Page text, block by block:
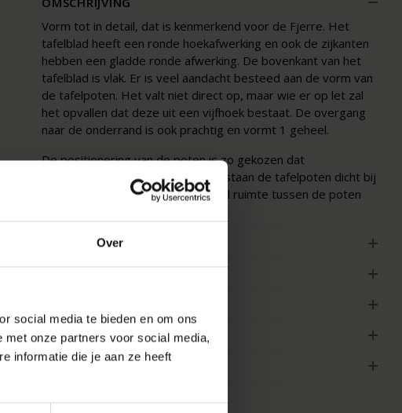
Over
social media te bieden en om ons
onze partners voor social media,
informatie die je aan ze heeft
Vorm tot in detail, dat is kenmerkend voor de Fjerre. Het
tafelblad heeft een ronde hoekafwerking en ook de zijkanten
hebben een gladde ronde afwerking. De bovenkant van het
tafelblad is vlak. Er is veel aandacht besteed aan de vorm van
de tafelpoten. Het valt niet direct op, maar wie er op let zal
het opvallen dat deze uit een vijfhoek bestaat. De overgang
naar de onderrand is ook prachtig en vormt 1 geheel.
De positionering van de poten is zo gekozen dat
gebruiksgemak centraal staat. Zo staan de tafelpoten dicht bij
de tafelrand en is er daardoor veel ruimte tussen de poten
KENMERKEN
AFMETINGEN & HANDLEIDING
ZAKELIJK